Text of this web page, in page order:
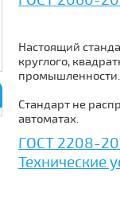
Настоящий
круглого,
промышленности.
Стандарт не
автоматах.
ГОСТ 2208-
Технические